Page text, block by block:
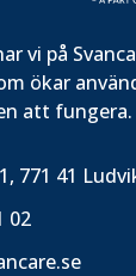
vi på
ökar
att fungera.
771 41
02